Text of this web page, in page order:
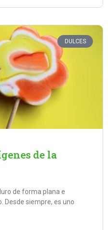
DULCES
de la
de forma plana e
Desde siempre, es uno